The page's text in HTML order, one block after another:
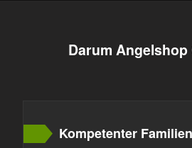
Darum
Kompetenter